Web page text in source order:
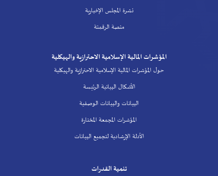
نشرة المجلس الإخبارية
منصة الرقمنة
المؤشرات المالية الإسلامية الاحترازية والهيكلية
حول المؤشرات المالية الإسلامية الاحترازية والهيكلية
الأشكال البيانية الرئيسة
البيانات والبيانات الوصفية
المؤشرات المجمعة المختارة
الأدلة الإرشادية لتجميع البيانات
تنمية القدرات